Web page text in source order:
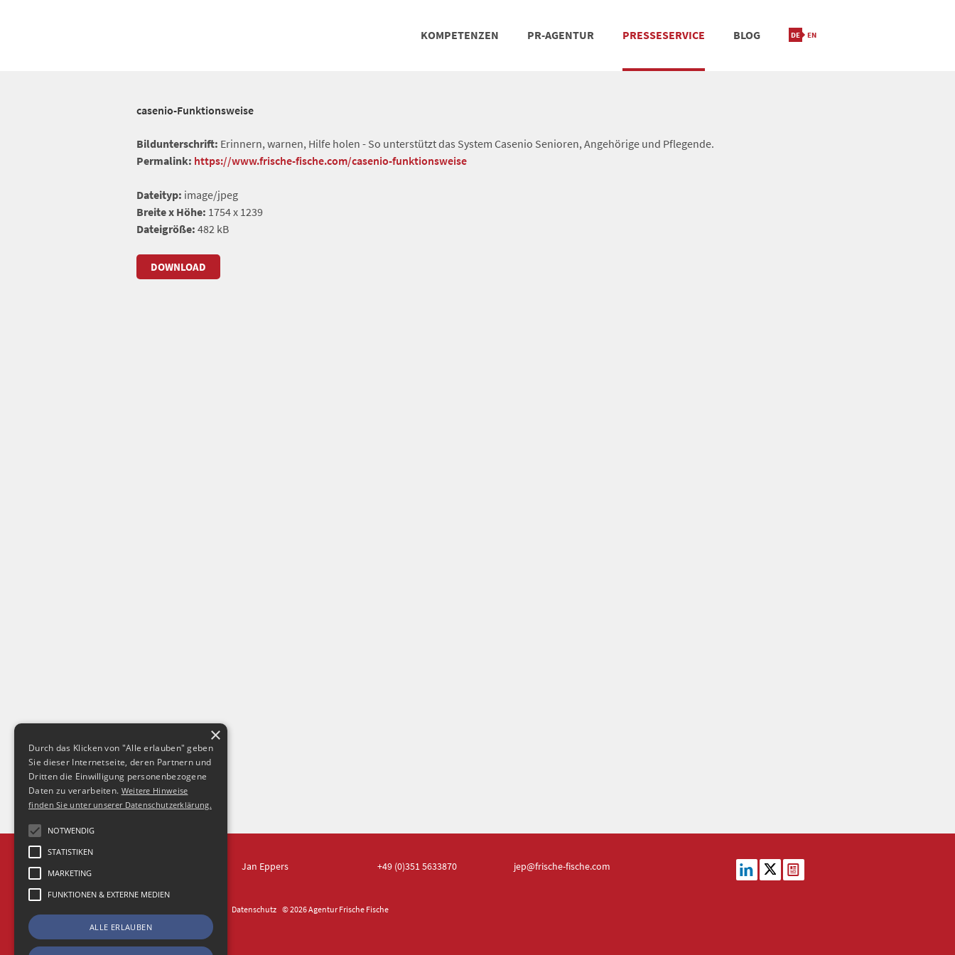
KOMPETENZEN PR-AGENTUR PRESSESERVICE BLOG
casenio-Funktionsweise
Bildunterschrift: Erinnern, warnen, Hilfe holen - So unterstützt das System Casenio Senioren, Angehörige und Pflegende.
Permalink: https://www.frische-fische.com/casenio-funktionsweise
Dateityp: image/jpeg
Breite x Höhe: 1754 x 1239
Dateigröße: 482 kB
DOWNLOAD
Jan Eppers +49 (0)3515633870 jep@frische-fische.com
Datenschutz © 2026 Agentur Frische Fische
×
Durch das Klicken von "Alle erlauben" geben
Sie dieser Internetseite, deren Partnern und
Dritten die Einwilligung personenbezogene
Daten zu verarbeiten. Weitere Hinweise
finden Sie unter unserer Datenschutzerklärung.
NOTWENDIG
STATISTIKEN
MARKETING
FUNKTIONEN & EXTERNE MEDIEN
ALLE ERLAUBEN